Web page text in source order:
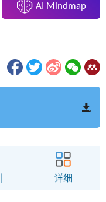
AI Mindmap
详细